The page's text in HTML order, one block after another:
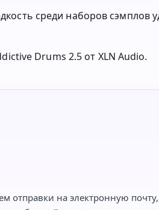
среди наборов сэмплов
Drums 2.5 от XLN Audio.
отправки на электронную